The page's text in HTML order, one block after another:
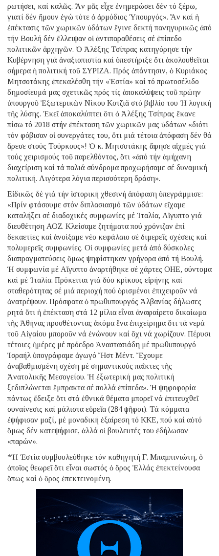
ρωτήσει, καί καλῶς. Ἄν μᾶς εἶχε ἐνημερώσει δέν τό ξέρω,
γιατί δέν ἤμουν ἐγώ τότε ὁ ἁρμόδιος Ὑπουργός». Ἄν καί ἡ
ἐπέκτασις τῶν χωρικῶν ὑδάτων ἔγινε δεκτή πανηγυρικῶς ἀπό
τήν Βουλή δέν ἔλλειψαν οἱ ἀντιπαραθέσεις σέ ἐπίπεδο
πολιτικῶν ἀρχηγῶν. Ὁ Ἀλέξης Τσίπρας κατηγόρησε τήν
Κυβέρνηση γιά ἀναξιοπιστία καί ὑπεστήριξε ὅτι ἀκολουθεῖται
σήμερα ἡ πολιτική τοῦ ΣΥΡΙΖΑ. Πρός ἀπάντησιν, ὁ Κυριάκος
Μητσοτάκης ἐπεκαλέσθη τήν «Ἑστία» καί τό πρωτοσέλιδο
δημοσίευμά μας σχετικῶς πρός τίς ἀποκαλύψεις τοῦ πρώην
ὑπουργοῦ Ἐξωτερικῶν Νίκου Κοτζιᾶ στό βιβλίο του Ἡ λογική
τῆς λύσης. Ἐκεῖ ἀποκαλύπτει ὅτι ὁ Ἀλέξης Τσίπρας ἔκανε
πίσω τό 2018 στήν ἐπέκταση τῶν χωρικῶν μας ὑδάτων «διότι
τόν φόβισαν οἱ συνεργάτες του, ὅτι μιά τέτοια ἀπόφαση δέν θά
ἄρεσε στούς Τούρκους»! Ὁ κ. Μητσοτάκης ἄφησε αἰχμές γιά
τούς χειρισμούς τοῦ παρελθόντος, ὅτι «ἀπό τήν ἀμήχανη
διαχείριση καί τά παλιά σύνδρομα προχωρήσαμε σέ δυναμική
πολιτική. Λιγότερα λόγια περισσότερη δράση».
Εἰδικῶς δέ γιά τήν ἱστορική χθεσινή ἀπόφαση ὑπεγράμμισε:
«Πρίν φτάσουμε στόν διπλασιασμό τῶν ὑδάτων εἴχαμε
καταλήξει σέ διαδοχικές συμφωνίες μέ Ἰταλία, Αἴγυπτο γιά
διευθέτηση ΑΟΖ. Κλείσαμε ζητήματα πού χρόνιζαν ἐπί
δεκαετίες καί ἀνοίξαμε νέο κεφάλαιο σέ διμερεῖς σχέσεις καί
πολυμερεῖς συμφωνίες. Οἱ συμφωνίες μετά ἀπό δύσκολες
διαπραγματεύσεις ὅμως ψηφίστηκαν γρήγορα ἀπό τή Βουλή.
Ἡ συμφωνία μέ Αἴγυπτο ἀναρτήθηκε σέ χάρτες ΟΗΕ, σύντομα
καί μέ Ἰταλία. Πρόκειται γιά δύο κρίκους εἰρήνης καί
σταθερότητας σέ μιά περιοχή πού ὁρισμένοι ἐπιχειροῦν νά
ἀνατρέψουν. Πρόσφατα ὁ πρωθυπουργός Ἀλβανίας δήλωσες
ρητά ὅτι ἡ ἐπέκταση στά 12 μίλια εἶναι ἀναφαίρετο δικαίωμα
τῆς Ἀθήνας προσθέτοντας ἀκόμα ἕνα ἐπιχείρημα ὅτι τά νερά
τοῦ Αἰγαίου μποροῦν νά ἑνώνουν καί ὄχι νά χωρίζουν. Πέρυσι
τέτοιες ἡμέρες μέ πρόεδρο Ἀναστασιάδη μέ πρωθυπουργό
Ἰσραήλ ὑπογράφαμε ἀγωγό Ἤστ Μέντ. Ἔχουμε
ἀναβαθμισμένη σχέση μέ σημαντικούς παῖκτες τῆς
Ἀνατολικῆς Μεσογείου. Ἡ ἐξωτερική μας πολιτική
ξεδιπλώνεται ἔμπρακτα σέ πολλά ἐπίπεδα». Ἡ ψηφοφορία
πάντως ἔδειξε ὅτι στά ἐθνικά θέματα μπορεῖ νά ἐπιτευχθεῖ
συναίνεσις καί μάλιστα εὐρεῖα (284 ψῆφοι). Τά κόμματα
ἐψήφισαν μαζί, μέ μοναδική ἐξαίρεση τό ΚΚΕ, πού καί αὐτό
ὅμως δέν κατεψήφισε, ἀλλά οἱ βουλευτές του ἐδήλωσαν
«παρών».
*Ἡ Ἑστία συμβουλεύθηκε τόν καθηγητή Γ. Μπαμπινιώτη, ὁ
ὁποῖος θεωρεῖ ὅτι εἶναι σωστός ὁ ὅρος Ἑλλάς ἐπεκτείνουσα
ὅπως καί ὁ ὅρος ἐπεκτεινομένη.